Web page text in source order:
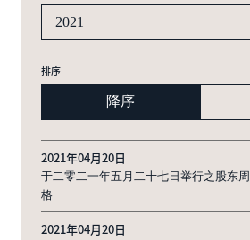
2021
排序
降序
2021年04月20日
于二零二一年五月二十七日举行之股东
格
2021年04月20日